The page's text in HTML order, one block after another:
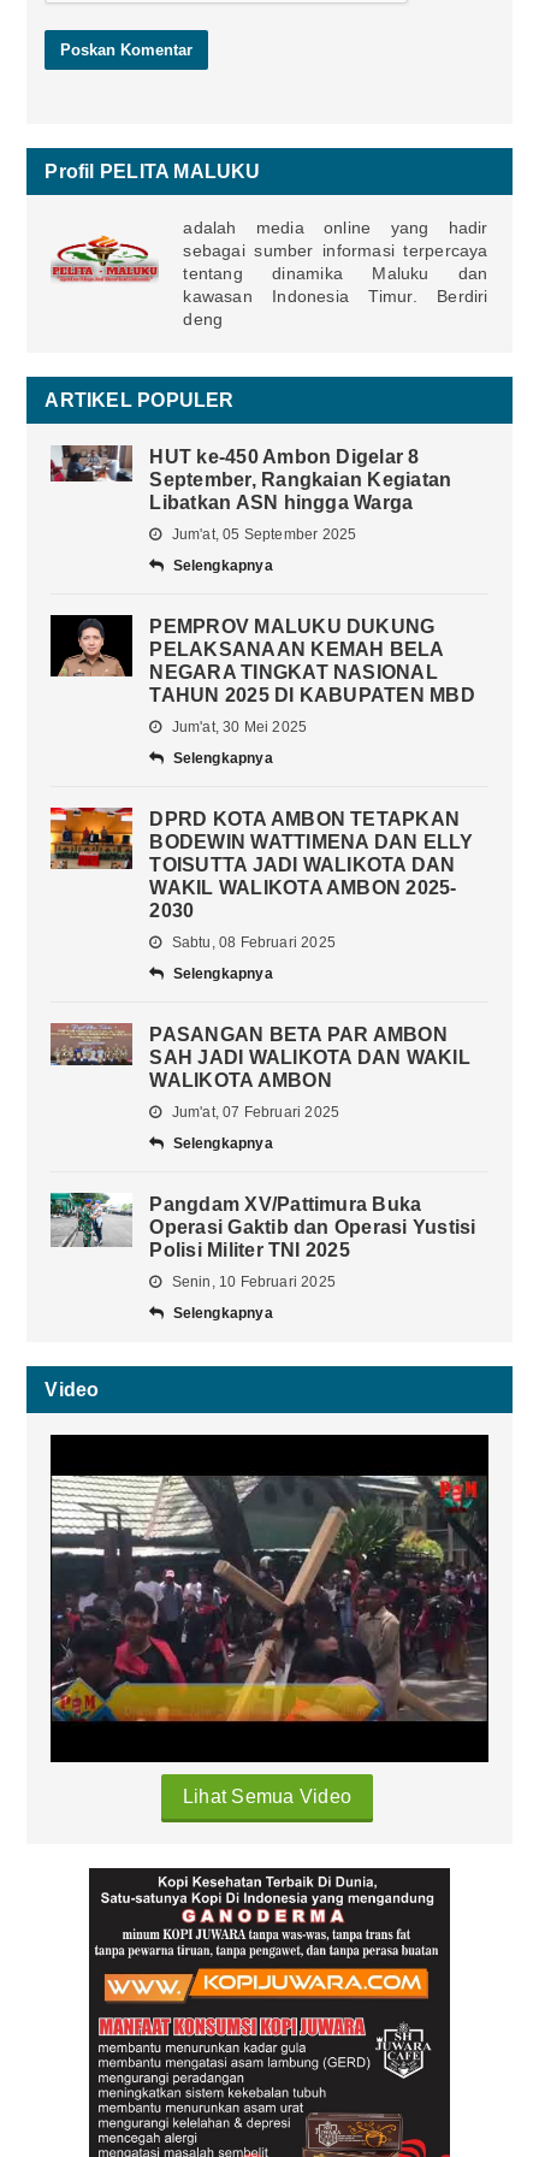
Profil PELITA MALUKU
adalah media online yang hadir
sebagai sumber informasi terpercaya
tentang dinamika Maluku dan
kawasan Indonesia Timur. Berdiri
deng
ARTIKEL POPULER
HUT ke-450 Ambon Digelar 8
September, Rangkaian Kegiatan
Libatkan ASN hingga Warga
Jum'at, 05 September 2025
Selengkapnya
PEMPROV MALUKU DUKUNG
PELAKSANAAN KEMAH BELA
NEGARA TINGKAT NASIONAL
TAHUN 2025 DI KABUPATEN MBD
Jum'at, 30 Mei 2025
Selengkapnya
DPRD KOTA AMBON TETAPKAN
BODEWIN WATTIMENA DAN ELLY
TOISUTTA JADI WALIKOTA DAN
WAKIL WALIKOTA AMBON 2025-
2030
Sabtu, 08 Februari 2025
Selengkapnya
PASANGAN BETA PAR AMBON
SAH JADI WALIKOTA DAN WAKIL
WALIKOTA AMBON
Jum'at, 07 Februari 2025
Selengkapnya
Pangdam XV/Pattimura Buka
Operasi Gaktib dan Operasi Yustisi
Polisi Militer TNI 2025
Senin, 10 Februari 2025
Selengkapnya
Video
Lihat Semua Video